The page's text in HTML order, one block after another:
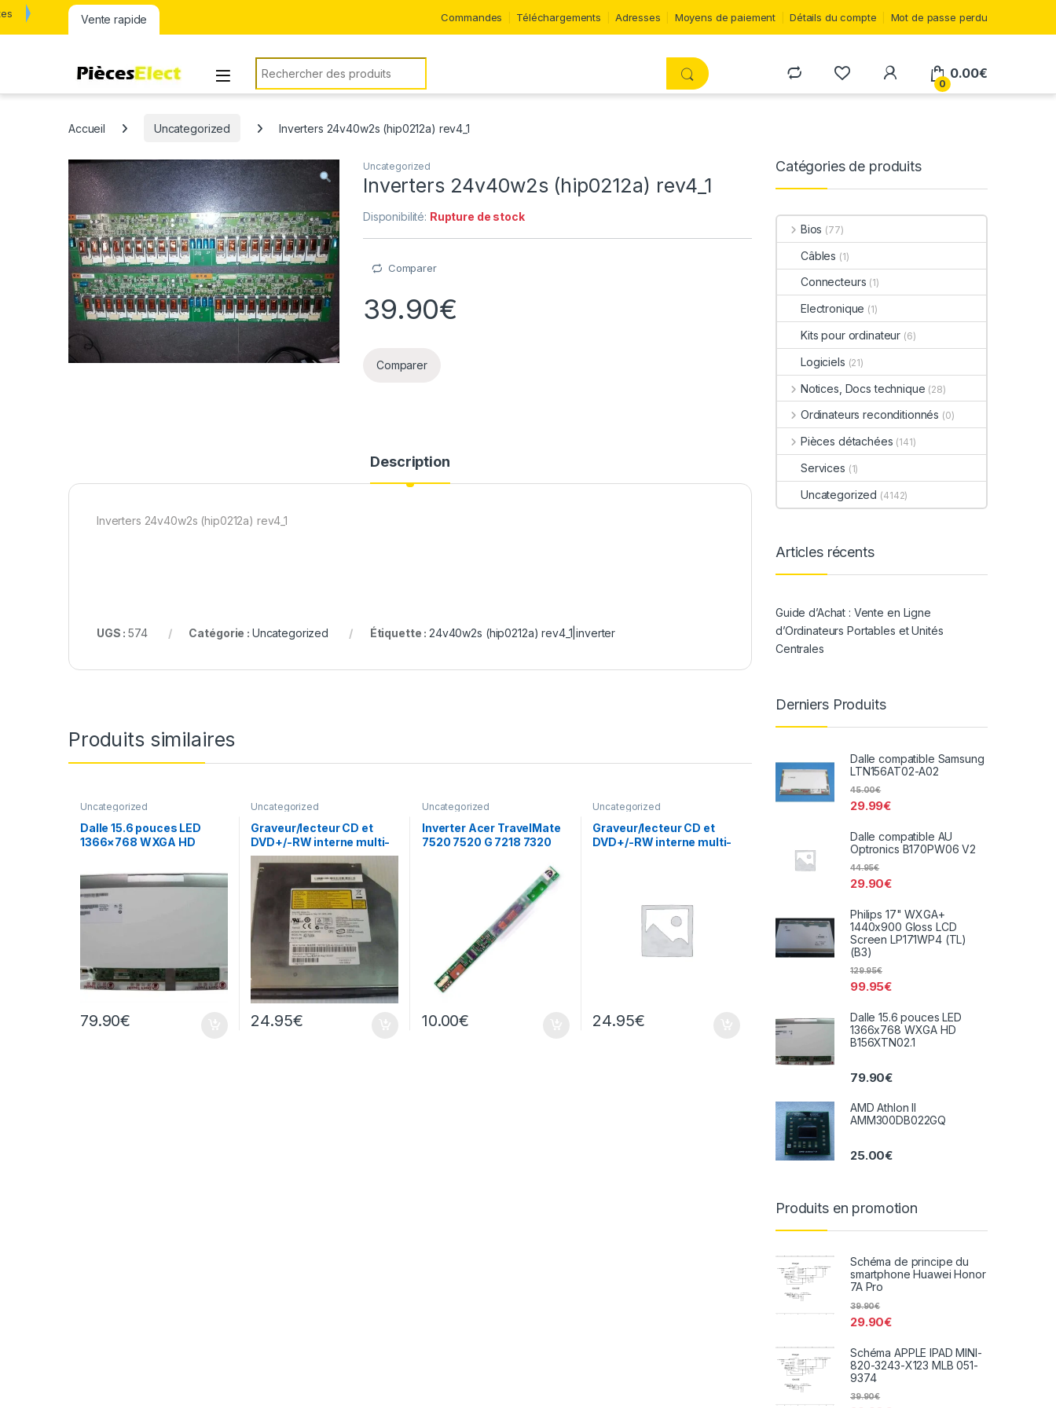
Vente rapide Commandes Téléchargements Adresses Moyens de paiement Détails du compte Mot de passe perdu
Rechercher:
0
0.00€
Accueil Uncategorized Inverters 24v40w2s (hip0212a) rev4_1
Uncategorized
Inverters 24v40w2s (hip0212a) rev4_1
Disponibilité: Rupture de stock
Comparer
39.90€
Comparer
Description
Inverters 24v40w2s (hip0212a) rev4_1
UGS :574 Catégorie : Uncategorized Étiquette :24v40w2s (hip0212a) rev4_1|inverter
Produits similaires
Uncategorized
Dalle 15.6 pouces LED
1366×768 WXGA HD
79.90€
Uncategorized
Graveur/lecteur CD et
DVD+/-RW interne multi-
recorder portable AD-
7530A
24.95€
Uncategorized
Inverter Acer TravelMate
7520 7520 G 7218 7320
10.00€
Uncategorized
Graveur/lecteur CD et
DVD+/-RW interne multi-
24.95€
Catégories de produits
Bios (77)
Câbles (1)
Connecteurs (1)
Electronique (1)
Kits pour ordinateur (6)
Logiciels (21)
Notices, Docs technique (28)
Ordinateurs reconditionnés (0)
Pièces détachées (141)
Services (1)
Uncategorized (4142)
Articles récents
Guide d’Achat : Vente en Ligne
d’Ordinateurs Portables et Unités
Centrales
Derniers Produits
Dalle compatible Samsung
LTN156AT02-A02
29.99€
45.00€
Dalle compatible AU
Optronics B170PW06 V2
29.90€
44.95€
Philips 17" WXGA+
1440x900 Gloss LCD
Screen LP171WP4 (TL)
(B3)
99.95€
129.95€
Dalle 15.6 pouces LED
1366x768 WXGA HD
B156XTN02.1
79.90€
AMD Athlon II
AMM300DB022GQ
25.00€
Produits en promotion
Schéma de principe du
smartphone Huawei Honor
7A Pro
29.90€
39.90€
Schéma APPLE IPAD MINI-
820-3243-X123 MLB 051-
9374
39.90€